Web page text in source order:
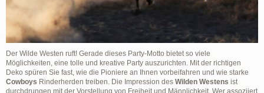
Der Wilde Westen ruft! Gerade dieses Party-Motto bietet so viele
Möglichkeiten, eine tolle und kreative Party auszurichten. Mit der richtigen
Deko spüren Sie fast, wie die Pioniere an Ihnen vorbeifahren und wie starke
Cowboys Rinderherden treiben. Die Impression des Wilden Westens ist
durchdrungen mit der Vorstellung von Freiheit und Männlichkeit. Wer assoziiert